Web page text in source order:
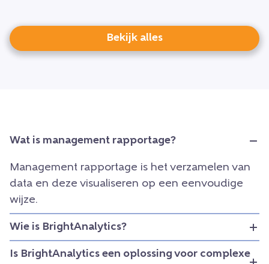
Bekijk alles
Wat is management rapportage?
Management rapportage is het verzamelen van
data en deze visualiseren op een eenvoudige
wijze.
Wie is BrightAnalytics?
Is BrightAnalytics een oplossing voor complexe